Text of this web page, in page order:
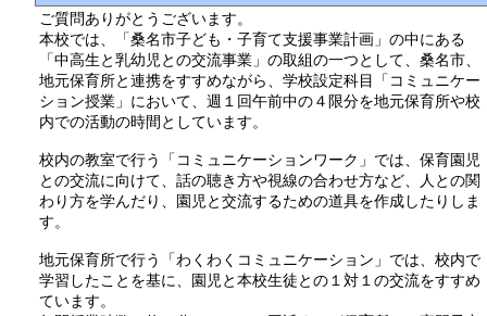
ご質問ありがとうございます。
本校では、「桑名市子ども・子育て支援事業計画」の中にある
「中高生と乳幼児との交流事業」の取組の一つとして、桑名市、
地元保育所と連携をすすめながら、学校設定科目「コミュニケー
ション授業」において、週１回午前中の４限分を地元保育所や校
内での活動の時間としています。
校内の教室で行う「コミュニケーションワーク」では、保育園児
との交流に向けて、話の聴き方や視線の合わせ方など、人との関
わり方を学んだり、園児と交流するための道具を作成したりしま
す。
地元保育所で行う「わくわくコミュニケーション」では、校内で
学習したことを基に、園児と本校生徒との１対１の交流をすすめ
ています。